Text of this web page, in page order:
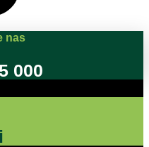
nas
000